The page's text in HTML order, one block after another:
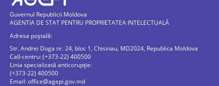
Guvernul Republicii Moldova
AGENTIA DE STAT PENTRU PROPRIETATEA INTELECTUALĂ
Adresa poștală:
Str. Andrei Doga nr. 24, bloc 1, Chisinau, MD2024, Republica Moldova
Call-centru: (+373-22) 400500
Linia specializată anticorupție:
(+373-22) 400500
Email:office@agepi.gov.md